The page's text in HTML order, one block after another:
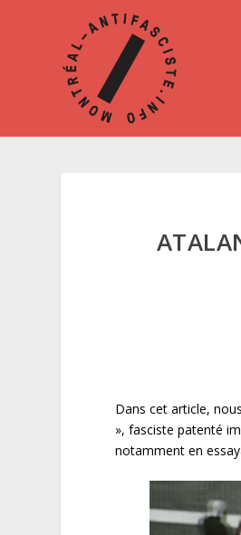
Dans cet article,
», fasciste patenté
notamment en